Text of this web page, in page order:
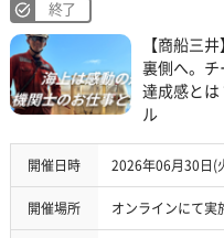
終了
【商船三
裏側へ。チ
達成感とは
ル
開催日時 2026年06月30日(
開催場所 オンラインにて実